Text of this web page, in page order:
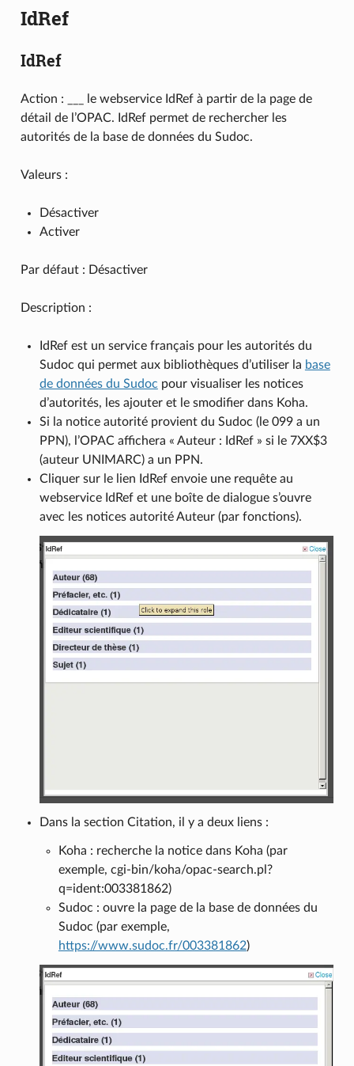
IdRef
IdRef
Action : ___ le webservice IdRef à partir de la page de
détail de l’OPAC. IdRef permet de rechercher les
autorités de la base de données du Sudoc.
Valeurs :
Désactiver
Activer
Par défaut : Désactiver
Description :
IdRef est un service français pour les autorités du
Sudoc qui permet aux bibliothèques d’utiliser la base
de données du Sudoc pour visualiser les notices
d’autorités, les ajouter et le smodifier dans Koha.
Si la notice autorité provient du Sudoc (le 099 a un
PPN), l’OPAC affichera « Auteur : IdRef » si le 7XX$3
(auteur UNIMARC) a un PPN.
Cliquer sur le lien IdRef envoie une requête au
webservice IdRef et une boîte de dialogue s’ouvre
avec les notices autorité Auteur (par fonctions).
Dans la section Citation, il y a deux liens :
Koha : recherche la notice dans Koha (par
exemple, cgi-bin/koha/opac-search.pl?
q=ident:003381862)
Sudoc : ouvre la page de la base de données du
Sudoc (par exemple,
https://www.sudoc.fr/003381862)